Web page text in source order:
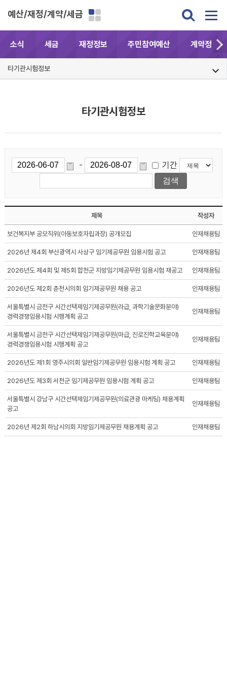
예산/재정/계약/세금
소식 세금 재정정보 주민참여예산 계약정보
타기관시험정보
타기관시험정보
- 기간
제목 작성자
보건복지부 공모직위(아동보호자립과장) 공개모집 인재채용팀
2026년 제4회 부산광역시 사상구 임기제공무원 임용시험 공고 인재채용팀
2026년도 제4회 및 제5회 합천군 지방임기제공무원 임용시험 재공고 인재채용팀
2026년도 제2회 춘천시의회 임기제공무원 채용 공고 인재채용팀
서울특별시 금천구 시간선택제임기제공무원(라급, 과학기술문화분야)
경력경쟁임용시험 시행계획 공고
인재채용팀
서울특별시 금천구 시간선택제임기제공무원(마급, 진로진학교육분야)
경력경쟁임용시험 시행계획 공고
인재채용팀
2026년도 제1회 영주시의회 일반임기제공무원 임용시험 계획 공고 인재채용팀
2026년도 제3회 서천군 임기제공무원 임용시험 계획 공고 인재채용팀
서울특별시 강남구 시간선택제임기제공무원(의료관광 마케팅) 채용계획
공고
인재채용팀
2026년 제2회 하남시의회 지방임기제공무원 채용계획 공고 인재채용팀